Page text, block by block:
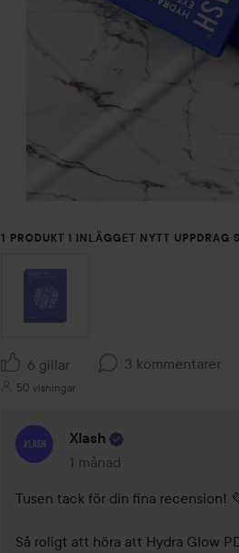
1 PRODUKT I INLÄGGET NYTT UPPDRAG
6 gillar 3 kommentarer
50 visningar
Xlash
1 månad
Kommentaren lades 1
Tusen tack för din fina recension!
Så roligt att höra att Hydra Glow